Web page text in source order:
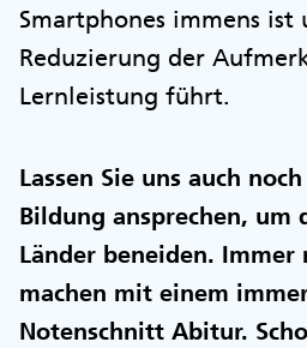
Smartphones immens ist
Reduzierung der
Lernleistung führt.
Lassen Sie uns auch
Bildung ansprechen, um
Länder beneiden. Immer
machen mit einem
Notenschnitt Abitur.